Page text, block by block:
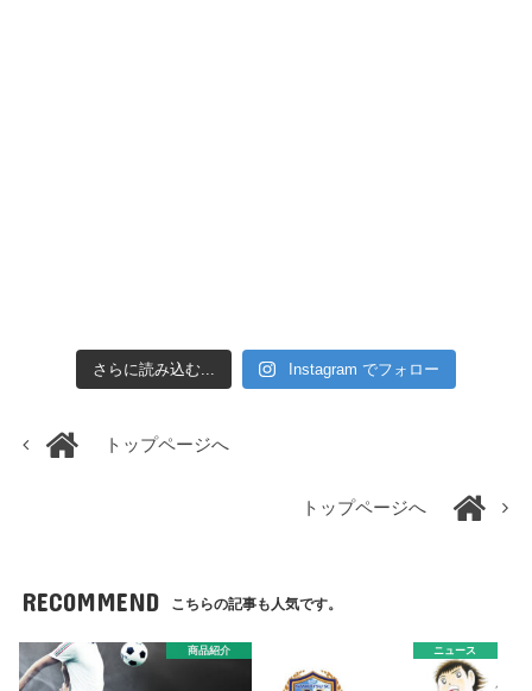
さらに読み込む... Instagram でフォロー
トップページへ
トップページへ
RECOMMEND こちらの記事も人気です。
商品紹介 ニュース